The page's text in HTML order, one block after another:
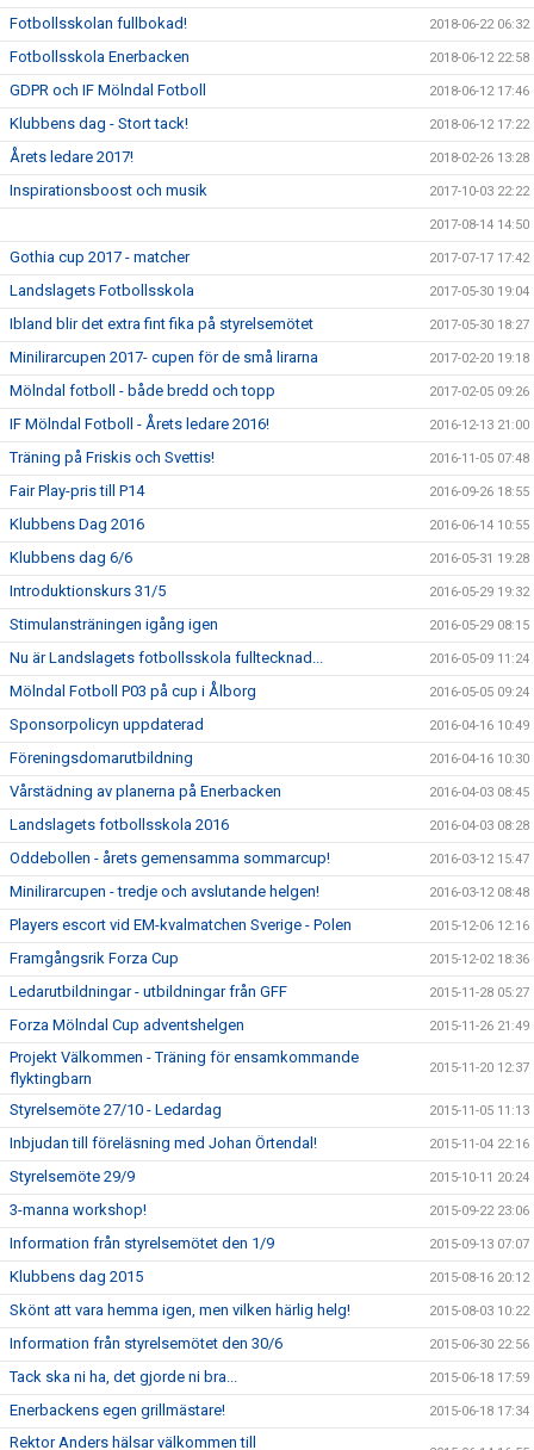
Fotbollsskolan fullbokad! 2018-06-22 06:32
Fotbollsskola Enerbacken 2018-06-12 22:58
GDPR och IF Mölndal Fotboll 2018-06-12 17:46
Klubbens dag - Stort tack! 2018-06-12 17:22
Årets ledare 2017! 2018-02-26 13:28
Inspirationsboost och musik 2017-10-03 22:22
2017-08-14 14:50
Gothia cup 2017 - matcher 2017-07-17 17:42
Landslagets Fotbollsskola 2017-05-30 19:04
Ibland blir det extra fint fika på styrelsemötet 2017-05-30 18:27
Minilirarcupen 2017- cupen för de små lirarna 2017-02-20 19:18
Mölndal fotboll - både bredd och topp 2017-02-05 09:26
IF Mölndal Fotboll - Årets ledare 2016! 2016-12-13 21:00
Träning på Friskis och Svettis! 2016-11-05 07:48
Fair Play-pris till P14 2016-09-26 18:55
Klubbens Dag 2016 2016-06-14 10:55
Klubbens dag 6/6 2016-05-31 19:28
Introduktionskurs 31/5 2016-05-29 19:32
Stimulansträningen igång igen 2016-05-29 08:15
Nu är Landslagets fotbollsskola fulltecknad... 2016-05-09 11:24
Mölndal Fotboll P03 på cup i Ålborg 2016-05-05 09:24
Sponsorpolicyn uppdaterad 2016-04-16 10:49
Föreningsdomarutbildning 2016-04-16 10:30
Vårstädning av planerna på Enerbacken 2016-04-03 08:45
Landslagets fotbollsskola 2016 2016-04-03 08:28
Oddebollen - årets gemensamma sommarcup! 2016-03-12 15:47
Minilirarcupen - tredje och avslutande helgen! 2016-03-12 08:48
Players escort vid EM-kvalmatchen Sverige - Polen 2015-12-06 12:16
Framgångsrik Forza Cup 2015-12-02 18:36
Ledarutbildningar - utbildningar från GFF 2015-11-28 05:27
Forza Mölndal Cup adventshelgen 2015-11-26 21:49
Projekt Välkommen - Träning för ensamkommande
flyktingbarn
2015-11-20 12:37
Styrelsemöte 27/10 - Ledardag 2015-11-05 11:13
Inbjudan till föreläsning med Johan Örtendal! 2015-11-04 22:16
Styrelsemöte 29/9 2015-10-11 20:24
3-manna workshop! 2015-09-22 23:06
Information från styrelsemötet den 1/9 2015-09-13 07:07
Klubbens dag 2015 2015-08-16 20:12
Skönt att vara hemma igen, men vilken härlig helg! 2015-08-03 10:22
Information från styrelsemötet den 30/6 2015-06-30 22:56
Tack ska ni ha, det gjorde ni bra... 2015-06-18 17:59
Enerbackens egen grillmästare! 2015-06-18 17:34
Rektor Anders hälsar välkommen till